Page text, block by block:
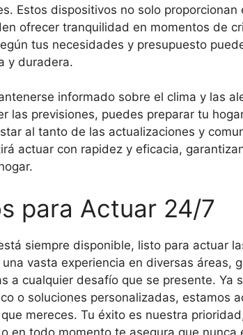
Estos dispositivos no solo proporcionan
ofrecer tranquilidad en momentos de
tus necesidades y presupuesto
y duradera.
informado sobre el clima y las
las previsiones, puedes preparar tu
al tanto de las actualizaciones y
actuar con rapidez y eficacia,
para Actuar 24/7
siempre disponible, listo para actuar
vasta experiencia en diversas áreas,
a cualquier desafío que se presente. Ya
o soluciones personalizadas, estamos
mereces. Tu éxito es nuestra
en todo momento te asegura que nunca